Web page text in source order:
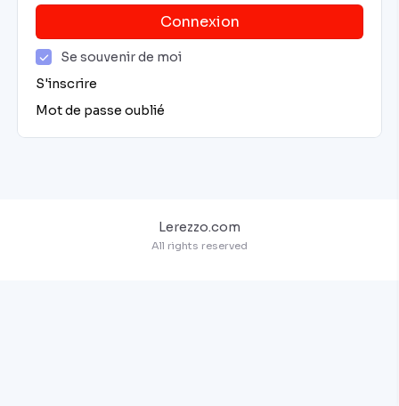
Connexion
Se souvenir de moi
S'inscrire
Mot de passe oublié
Lerezzo.com
All rights reserved